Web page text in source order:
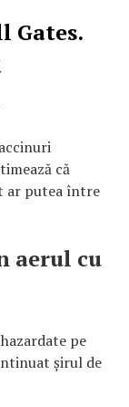
Gates.
că
ar putea între
aerul cu
pe
șirul de